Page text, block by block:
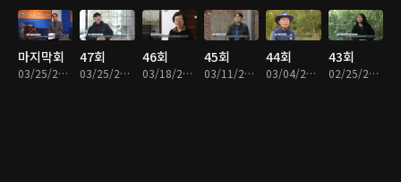
마지막회
03/25/2025 • 25분
47회
03/25/2025 • 25분
46회
03/18/2025 • 25분
45회
03/11/2025 • 25분
44회
03/04/2025 • 24분
43회
02/25/2025 • 25분